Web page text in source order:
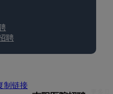
聘
制链接